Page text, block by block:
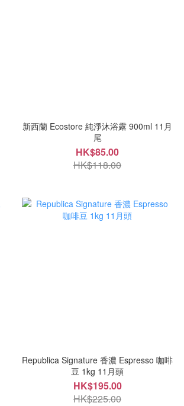
新西蘭 Ecostore 純淨沐浴露 900ml 11月
尾
HK$85.00
HK$118.00
Republica Signature 香濃 Espresso 咖啡
豆 1kg 11月頭
HK$195.00
HK$225.00